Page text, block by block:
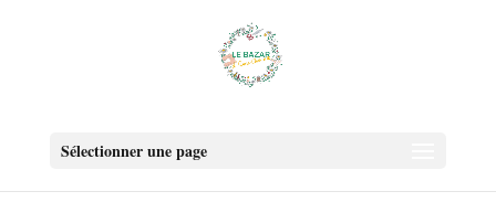
Sélectionner une page